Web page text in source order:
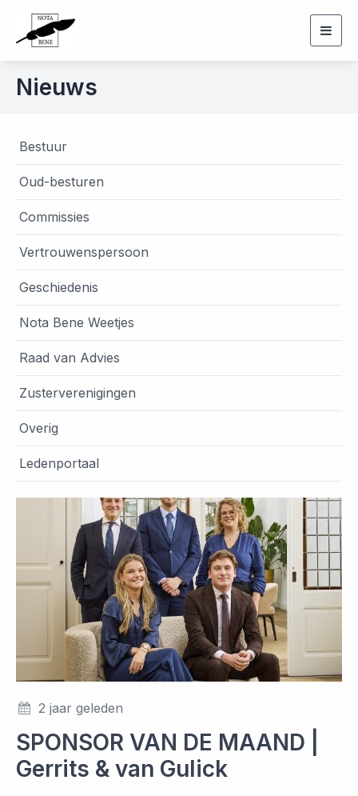
Nieuws
Bestuur
Oud-besturen
Commissies
Vertrouwenspersoon
Geschiedenis
Nota Bene Weetjes
Raad van Advies
Zusterverenigingen
Overig
Ledenportaal
2 jaar geleden
SPONSOR VAN DE MAAND |
Gerrits & van Gulick